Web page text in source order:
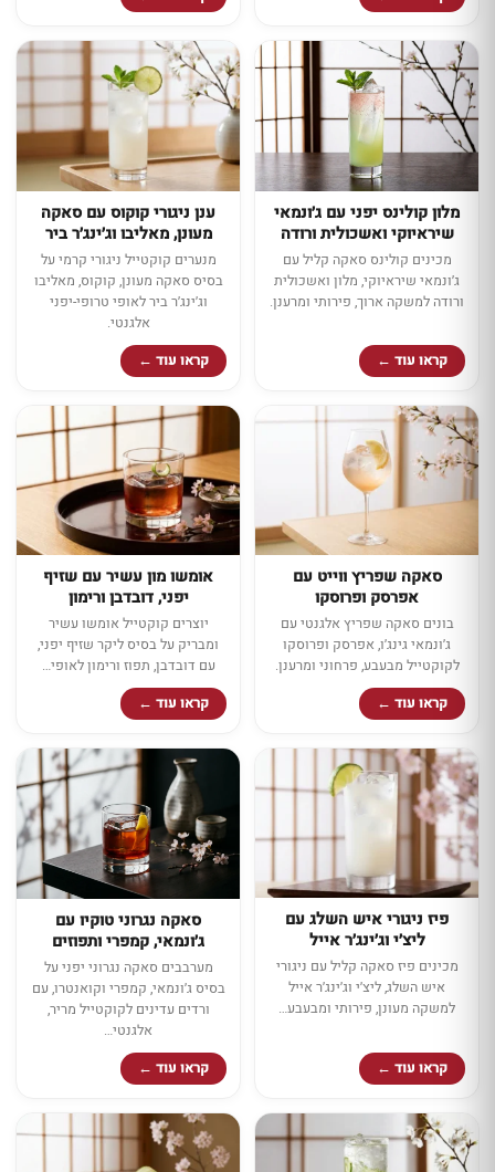
מלון קולינס יפני עם ג׳ונמאי
שיראיוקי ואשכולית ורודה
מכינים קולינס סאקה קליל עם
ג׳ונמאי שיראיוקי, מלון ואשכולית
ורודה למשקה ארוך, פירותי ומרענן.
קראו עוד ←
ענן ניגורי קוקוס עם סאקה
מעונן, מאליבו וג׳ינג׳ר ביר
מנערים קוקטייל ניגורי קרמי על
בסיס סאקה מעונן, קוקוס, מאליבו
וג׳ינג׳ר ביר לאופי טרופי-יפני
אלגנטי.
קראו עוד ←
סאקה שפריץ ווייט עם
אפרסק ופרוסקו
בונים סאקה שפריץ אלגנטי עם
ג׳ונמאי גינג׳ו, אפרסק ופרוסקו
לקוקטייל מבעבע, פרחוני ומרענן.
קראו עוד ←
אומשו מון עשיר עם שזיף
יפני, דובדבן ורימון
יוצרים קוקטייל אומשו עשיר
ומבריק על בסיס ליקר שזיף יפני,
עם דובדבן, תפוז ורימון לאופי…
קראו עוד ←
פיז ניגורי איש השלג עם
ליצ׳י וג׳ינג׳ר אייל
מכינים פיז סאקה קליל עם ניגורי
איש השלג, ליצ׳י וג׳ינג׳ר אייל
למשקה מעונן, פירותי ומבעבע…
קראו עוד ←
סאקה נגרוני טוקיו עם
ג׳ונמאי, קמפרי ותפוזים
מערבבים סאקה נגרוני יפני על
בסיס ג׳ונמאי, קמפרי וקואנטרו, עם
ורדים עדינים לקוקטייל מריר,
אלגנטי…
קראו עוד ←